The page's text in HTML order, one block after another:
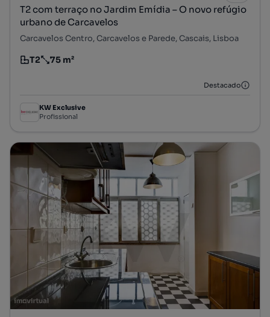
T2 com terraço no Jardim Emídia – O novo refúgio
urbano de Carcavelos
Carcavelos Centro, Carcavelos e Parede, Cascais, Lisboa
Tipologia
T2
Preço por metro quadrado
75 m²
Destacado
KW Exclusive
Profissional